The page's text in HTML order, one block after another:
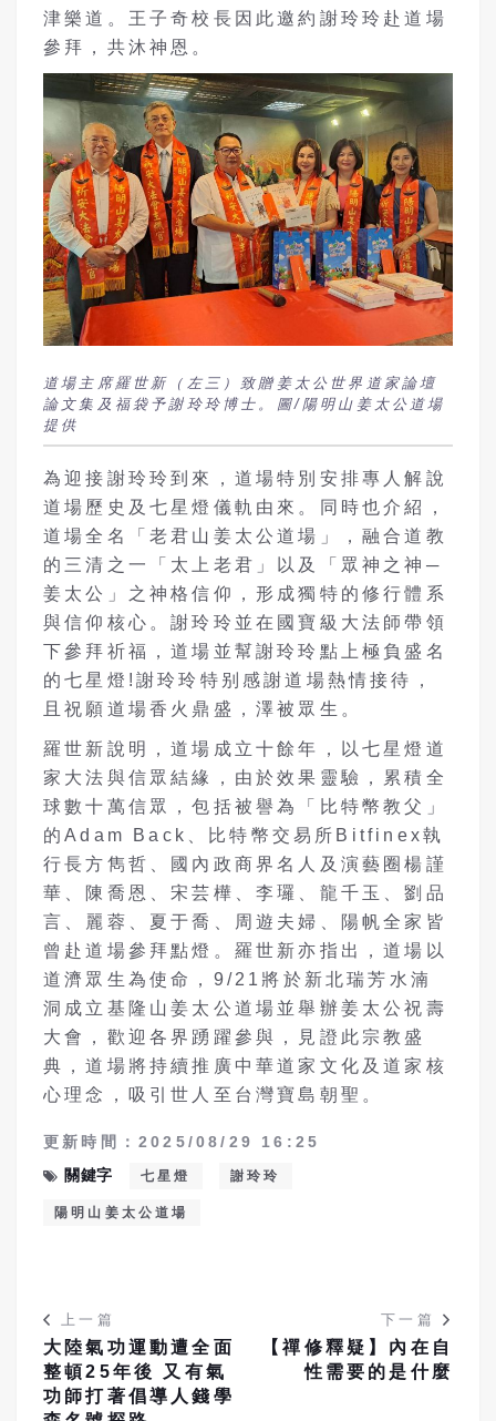
津樂道。王子奇校長因此邀約謝玲玲赴道場
參拜，共沐神恩。
道場主席羅世新（左三）致贈姜太公世界道家論壇
論文集及福袋予謝玲玲博士。圖/陽明山姜太公道場
提供
為迎接謝玲玲到來，道場特別安排專人解說
道場歷史及七星燈儀軌由來。同時也介紹，
道場全名「老君山姜太公道場」，融合道教
的三清之一「太上老君」以及「眾神之神─
姜太公」之神格信仰，形成獨特的修行體系
與信仰核心。謝玲玲並在國寶級大法師帶領
下參拜祈福，道場並幫謝玲玲點上極負盛名
的七星燈!謝玲玲特别感謝道場熱情接待，
且祝願道場香火鼎盛，澤被眾生。
羅世新說明，道場成立十餘年，以七星燈道
家大法與信眾結緣，由於效果靈驗，累積全
球數十萬信眾，包括被譽為「比特幣教父」
的Adam Back、比特幣交易所Bitfinex執
行長方雋哲、國內政商界名人及演藝圈楊謹
華、陳喬恩、宋芸樺、李㼈、龍千玉、劉品
言、麗蓉、夏于喬、周遊夫婦、陽帆全家皆
曾赴道場參拜點燈。羅世新亦指出，道場以
道濟眾生為使命，9/21將於新北瑞芳水湳
洞成立基隆山姜太公道場並舉辦姜太公祝壽
大會，歡迎各界踴躍參與，見證此宗教盛
典，道場將持續推廣中華道家文化及道家核
心理念，吸引世人至台灣寶島朝聖。
更新時間：2025/08/29 16:25
關鍵字
七星燈 謝玲玲
陽明山姜太公道場
上一篇
大陸氣功運動遭全面
整頓25年後 又有氣
功師打著倡導人錢學
下一篇
【禪修釋疑】內在自
性需要的是什麼